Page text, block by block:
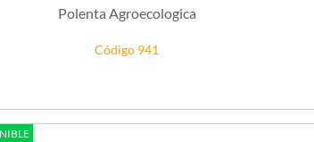
Polenta Agroecologica
Código 941